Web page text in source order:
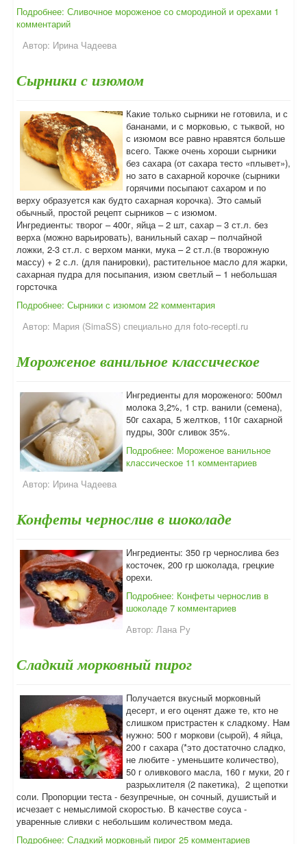
Подробнее: Сливочное мороженое со смородиной и орехами 1
комментарий
Автор: Ирина Чадеева
Сырники с изюмом
Какие только сырники не готовила, и с
бананами, и с морковью, с тыквой, но
с изюмом все равно нравятся больше
всего. Также очень хороши сырники
без сахара (от сахара тесто «плывет»),
но зато в сахарной корочке (сырники
горячими посыпают сахаром и по
верху образуется как будто сахарная корочка). Это самый
обычный, простой рецепт сырников – с изюмом.
Ингредиенты: творог – 400г, яйца – 2 шт, сахар – 3 ст.л. без
верха (можно варьировать), ванильный сахар – полчайной
ложки, 2-3 ст.л. с верхом манки, мука – 2 ст.л.(в творожную
массу) + 2 с.л. (для панировки), растительное масло для жарки,
сахарная пудра для посыпания, изюм светлый – 1 небольшая
горсточка
Подробнее: Сырники с изюмом 22 комментария
Автор: Мария (SimaSS) специально для foto-recepti.ru
Мороженое ванильное классическое
Ингредиенты для мороженого: 500мл
молока 3,2%, 1 стр. ванили (семена),
50г сахара, 5 желтков, 110г сахарной
пудры, 300г сливок 35%.
Подробнее: Мороженое ванильное
классическое 11 комментариев
Автор: Ирина Чадеева
Конфеты чернослив в шоколаде
Ингредиенты: 350 гр чернослива без
косточек, 200 гр шоколада, грецкие
орехи.
Подробнее: Конфеты чернослив в
шоколаде 7 комментариев
Автор: Лана Ру
Сладкий морковный пирог
Получается вкусный морковный
десерт, и его оценят даже те, кто не
слишком пристрастен к сладкому. Нам
нужно: 500 г моркови (сырой), 4 яйца,
200 г сахара (*это достаточно сладко,
не любите - уменьшите количество),
50 г оливкового масла, 160 г муки, 20 г
разрыхлителя (2 пакетика), 2 щепотки
соли. Пропорции теста - безупречные, он сочный, душистый и
исчезает с немыслимой скоростью. В качестве соуса -
уваренные сливки с небольшим количеством меда.
Подробнее: Сладкий морковный пирог 25 комментариев